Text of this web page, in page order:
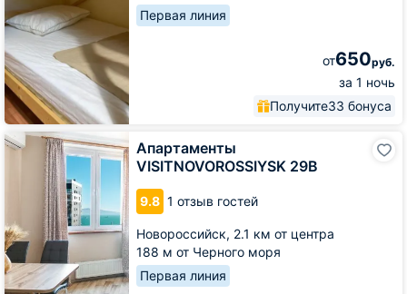
Первая линия
от650руб.
за 1 ночь
Получите33 бонуса
Апартаменты
VISITNOVOROSSIYSK 29В
9.8 1 отзыв гостей
Новороссийск, 2.1 км от центра
188 м от Черного моря
Первая линия
Апартаменты
VISITNOVOROSSIYSK